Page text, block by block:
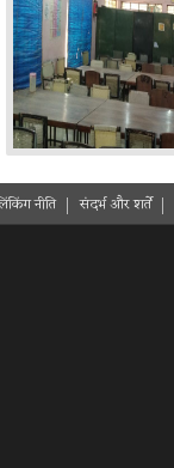
नीति संदर्भ और शर्ते